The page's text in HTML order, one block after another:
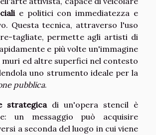
e politici con immediatezza e
Questa tecnica, attraverso l'uso
tagliate, permette agli artisti di
e più volte un'immagine
muri ed altre superfici nel contesto
uno strumento ideale per la
pubblica.
strategicadi un'opera stencil è
un messaggio può acquisire
a seconda del luogo in cui viene